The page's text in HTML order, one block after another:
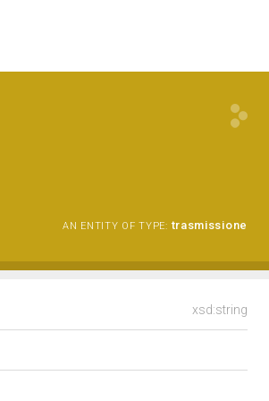
AN ENTITY OF TYPE: trasmissione
xsd:string